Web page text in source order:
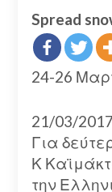
Spread
24-26
21/03/
Για
Κ
την